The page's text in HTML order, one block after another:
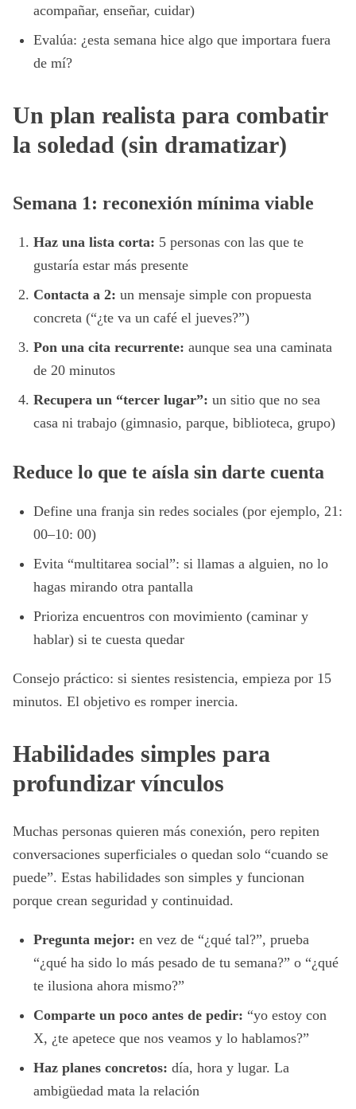
acompañar, enseñar, cuidar)
Evalúa: ¿esta semana hice algo que importara fuera
de mí?
Un plan realista para combatir
la soledad (sin dramatizar)
Semana 1: reconexión mínima viable
Haz una lista corta: 5 personas con las que te
gustaría estar más presente
Contacta a 2: un mensaje simple con propuesta
concreta (“¿te va un café el jueves?”)
Pon una cita recurrente: aunque sea una caminata
de 20 minutos
Recupera un “tercer lugar”: un sitio que no sea
casa ni trabajo (gimnasio, parque, biblioteca, grupo)
Reduce lo que te aísla sin darte cuenta
Define una franja sin redes sociales (por ejemplo, 21:
00–10: 00)
Evita “multitarea social”: si llamas a alguien, no lo
hagas mirando otra pantalla
Prioriza encuentros con movimiento (caminar y
hablar) si te cuesta quedar
Consejo práctico: si sientes resistencia, empieza por 15
minutos. El objetivo es romper inercia.
Habilidades simples para
profundizar vínculos
Muchas personas quieren más conexión, pero repiten
conversaciones superficiales o quedan solo “cuando se
puede”. Estas habilidades son simples y funcionan
porque crean seguridad y continuidad.
Pregunta mejor: en vez de “¿qué tal?”, prueba
“¿qué ha sido lo más pesado de tu semana?” o “¿qué
te ilusiona ahora mismo?”
Comparte un poco antes de pedir: “yo estoy con
X, ¿te apetece que nos veamos y lo hablamos?”
Haz planes concretos: día, hora y lugar. La
ambigüedad mata la relación